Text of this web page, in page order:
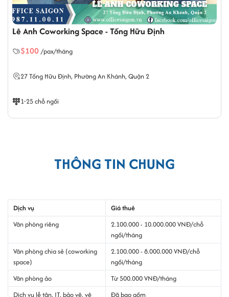
Lê Anh Coworking Space - Tống Hữu Định
$100 /pax/tháng
27 Tống Hữu Định, Phường An Khánh, Quận 2
1-25 chỗ ngồi
THÔNG TIN CHUNG
Dịch vụ
Giá thuê
Văn phòng riêng
2.100.000 - 10.000.000 VNĐ/chỗ
ngồi/tháng
Văn phòng chia sẻ (coworking
space)
2.100.000 - 8.000.000 VNĐ/chỗ
ngồi/tháng
Văn phòng ảo
Từ 500.000 VNĐ/tháng
Dịch vụ lễ tân, IT, bảo vệ, vệ
Đã bao gồm